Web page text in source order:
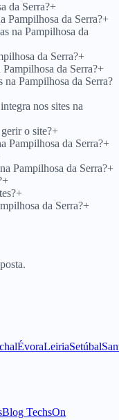
da Serra?+
Pampilhosa da Serra?+
na Pampilhosa da
da Serra?+
da Serra?+
Pampilhosa da Serra?
nos sites na
o site?+
Pampilhosa da Serra?+
Pampilhosa da Serra?+
+
+
da Serra?+
ÉvoraLeiriaSetúbal
Blog TechsOn